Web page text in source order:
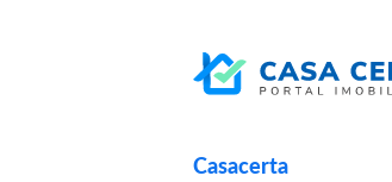
Casacerta